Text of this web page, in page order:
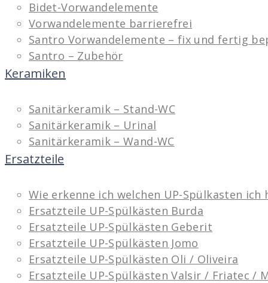
Bidet-Vorwandelemente
Vorwandelemente barrierefrei
Santro Vorwandelemente – fix und fertig
Santro – Zubehör
Keramiken
Sanitärkeramik – Stand-WC
Sanitärkeramik – Urinal
Sanitärkeramik – Wand-WC
Ersatzteile
Wie erkenne ich welchen UP-Spülkasten ich
Ersatzteile UP-Spülkästen Burda
Ersatzteile UP-Spülkästen Geberit
Ersatzteile UP-Spülkästen Jomo
Ersatzteile UP-Spülkästen Oli / Oliveira
Ersatzteile UP-Spülkästen Valsir / Friatec /